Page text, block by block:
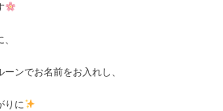
ンでお名前をお入れし、
りに